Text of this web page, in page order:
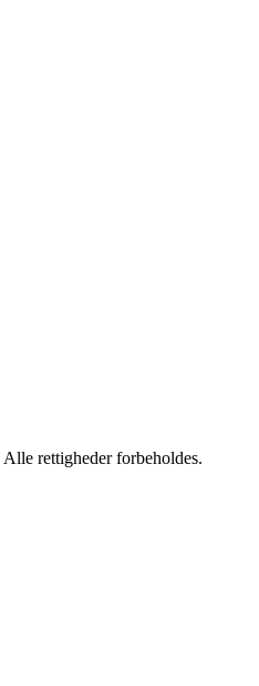
rettigheder forbeholdes.